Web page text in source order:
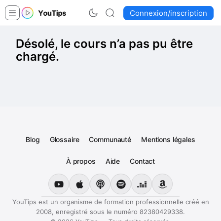
Connexion/inscription
Désolé, le cours n’a pas pu être
chargé.
Blog Glossaire Communauté Mentions légales
À propos Aide Contact
YouTubeApple Podcasts
Podcast Podcastics
SpotifyDeezerAmazon Music
YouTips est un organisme de formation professionnelle créé en
2008, enregistré sous le numéro 82380429338.